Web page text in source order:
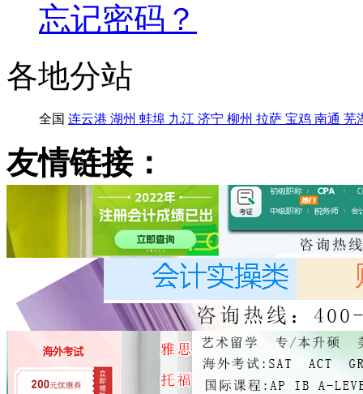
忘记密码？
各地分站
全国 连云港 湖州 蚌埠 九江 济宁 柳州 拉萨 宝鸡 南通 芜
友情链接：